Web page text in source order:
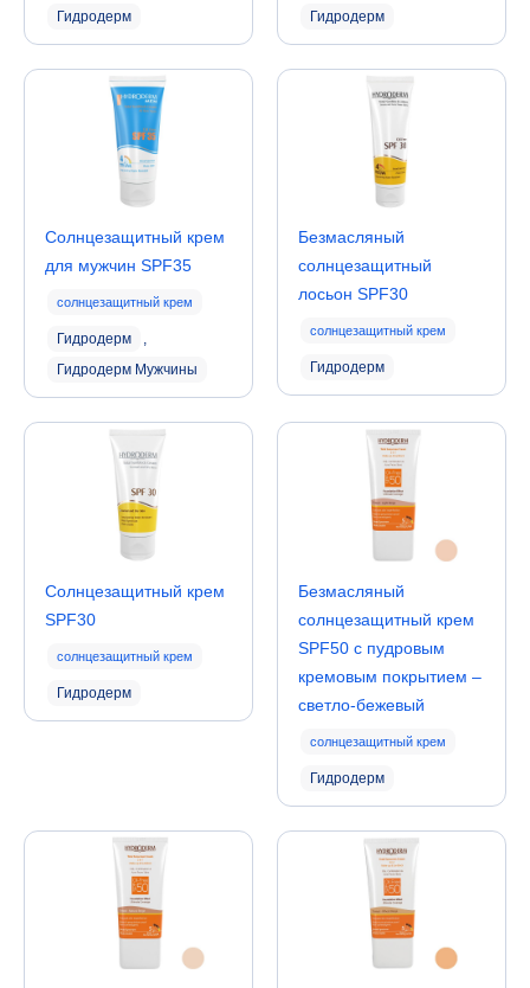
Гидродерм Гидродерм
Солнцезащитный крем
для мужчин SPF35
солнцезащитный крем
Гидродерм
,
Гидродерм Мужчины
Безмасляный
солнцезащитный
лосьон SPF30
солнцезащитный крем
Гидродерм
Солнцезащитный крем
SPF30
солнцезащитный крем
Гидродерм
Безмасляный
солнцезащитный крем
SPF50 с пудровым
кремовым покрытием –
светло-бежевый
солнцезащитный крем
Гидродерм